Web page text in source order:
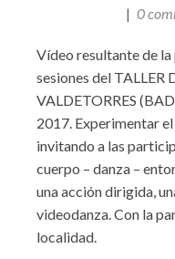
0
Vídeo resultante de la
sesiones del
VALDETORRES
2017. Experimentar
invitando a las
cuerpo – danza –
una acción dirigida,
videodanza. Con la
localidad.